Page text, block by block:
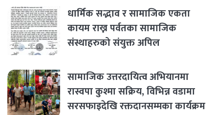
धार्मिक सद्भाव र सामाजिक एकता
कायम राख्न पर्वतका सामाजिक
संस्थाहरुको संयुक्त अपिल
सामाजिक उत्तरदायित्व अभियानमा
रास्वपा कुश्मा सक्रिय, विभिन्न वडामा
सरसफाइदेखि रक्तदानसम्मका कार्यक्रम